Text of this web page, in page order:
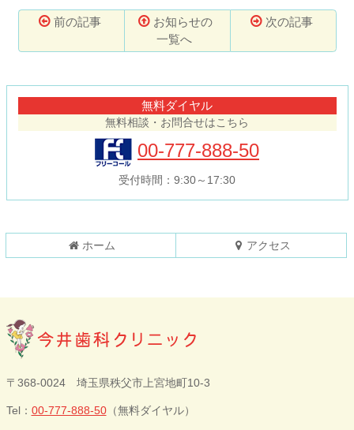
前の記事
お知らせの
一覧へ
次の記事
る
無料ダイヤル
無料相談・お問合せはこちら
00-777-888-50
受付時間：9:30～17:30
ホーム アクセス
今井歯科クリニ
ック
〒368-0024 埼玉県秩父市上宮地町10-3
Tel： 00-777-888-50（無料ダイヤル）